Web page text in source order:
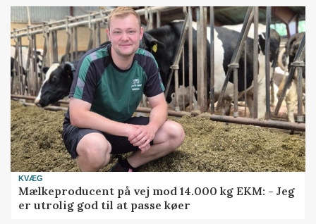
KVÆG
Mælkeproducent på vej mod 14.000 kg EKM: - Jeg
er utrolig god til at passe køer